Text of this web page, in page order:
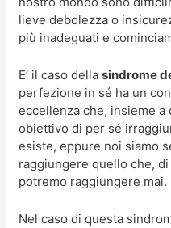
lieve debolezza o
più inadeguati e
E’ il caso dellasindrome
perfezione in sé ha un
eccellenza che, insieme
obiettivo di per sé
esiste, eppure noi siamo
raggiungere quello che,
potremo raggiungere mai.
Nel caso di questa